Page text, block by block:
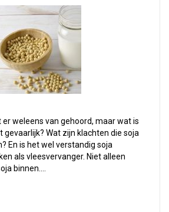
weleens van gehoord, maar wat is
gevaarlijk? Wat zijn klachten die soja
En is het wel verstandig soja
als vleesvervanger. Niet alleen
binnen.…